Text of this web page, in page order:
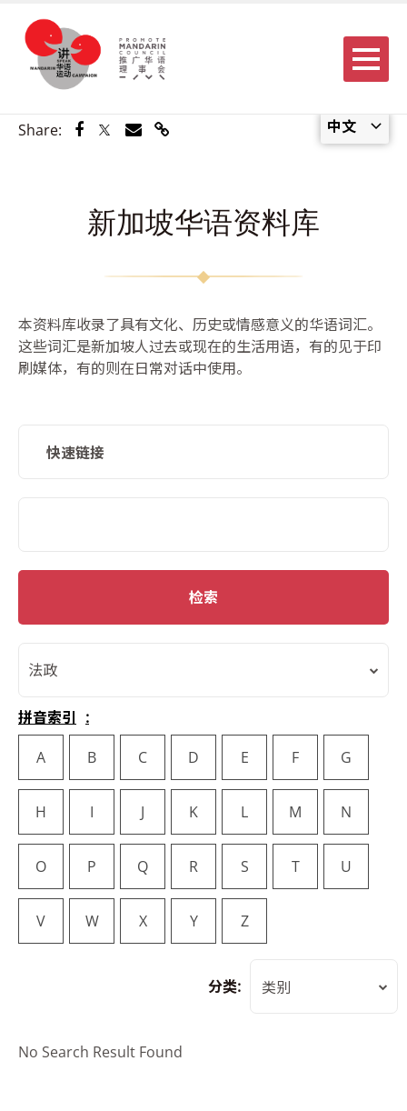
中文
Menu
Share: Share via Facebook
Share via Twitter
Share via Email
Share via Link
新加坡华语资料库
本资料库收录了具有文化、历史或情感意义的华语词汇。
这些词汇是新加坡人过去或现在的生活用语，有的见于印
刷媒体，有的则在日常对话中使用。
快速链接
检索
法政
拼音索引
A
B C D E F G
H I J K L M N
O P Q R S T U
V W X Y Z
分类: 类别
No Search Result Found